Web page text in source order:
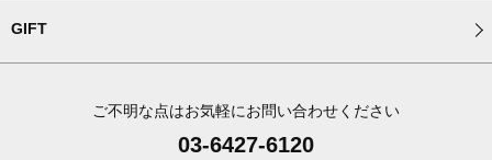
GIFT
ご不明な点はお気軽にお問い合わせください
03-6427-6120